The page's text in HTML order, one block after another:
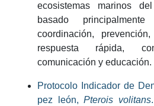
ecosistemas marinos
basado
coordinación,
respuesta rápida,
comunicación y educación.
Protocolo Indicador de
pez león, Pterois volitans.